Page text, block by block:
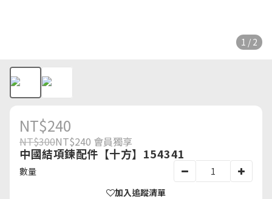
1 / 2
NT$240
NT$300NT$240 會員獨享
中國結項鍊配件【十方】154341
數量
加入追蹤清單